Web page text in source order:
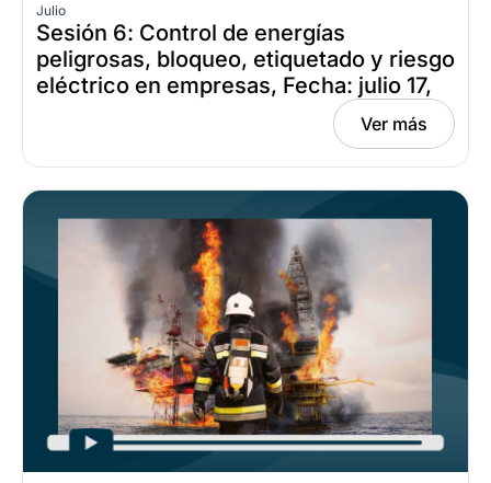
Julio
Sesión 6: Control de energías
peligrosas, bloqueo, etiquetado y riesgo
eléctrico en empresas, Fecha: julio 17,
Ver más